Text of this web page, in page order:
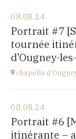
église de Villiers-
89160
at20H30
Go to site
08.08.24
Portrait #7
tournée
d’Ougney-
chapelle
2 rue du Pont
25640 OUGNEY-
at21H00
08.08.24
Portrait #6
itinérante –